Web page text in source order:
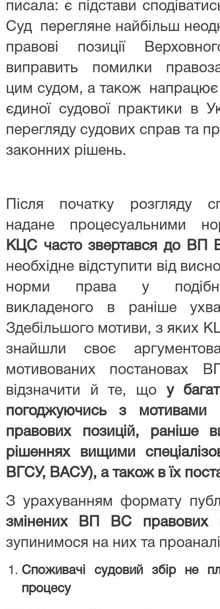
писала: є підстави
Суд перегляне найбільш
правові позиції
виправить помилки
цим судом, а також напрацює
єдиної судової практики в
перегляду судових справ та
законних рішень.
Після початку розгляду
надане процесуальними
КЦС часто звертався до ВП
необхідне відступити від
норми права у
викладеного в раніше
Здебільшого мотиви, з яких
знайшли своє
мотивованих
відзначити й те, що у
погоджуючись з
правових позицій, раніше
рішеннях вищими
ВГСУ, ВАСУ), а також в їх
З урахуванням формату
змінених ВП ВС правових
зупинимося на них та
Споживачі судовий збір не
процесу